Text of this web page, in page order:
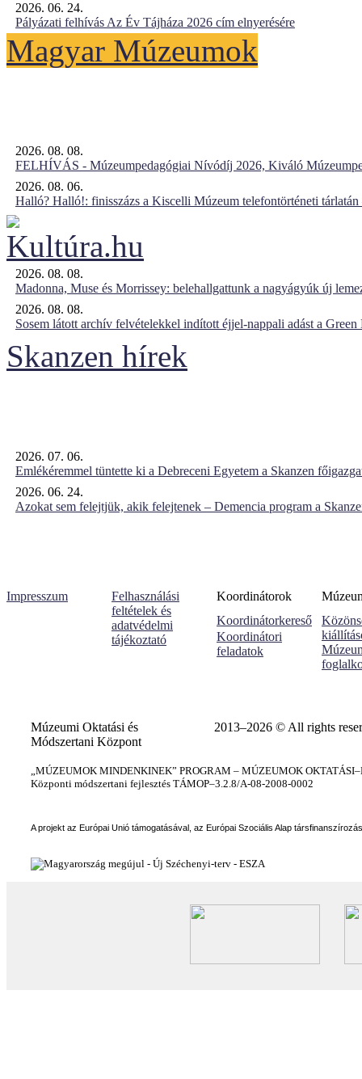
2026. 06. 24.
Pályázati felhívás Az Év Tájháza 2026 cím elnyerésére
Magyar Múzeumok
2026. 08. 08.
FELHÍVÁS - Múzeumpedagógiai Nívódíj 2026, Kiváló
2026. 08. 06.
Halló? Halló!: finisszázs a Kiscelli Múzeum telefontörténeti tárlatán
2026. 08. 08.
Madonna, Muse és Morrissey: belehallgattunk a nagyágyúk új
2026. 08. 08.
Sosem látott archív felvételekkel indított éjjel-nappali adást a Green
Skanzen hírek
2026. 07. 06.
Emlékéremmel tüntette ki a Debreceni Egyetem a Skanzen
2026. 06. 24.
Azokat sem felejtjük, akik felejtenek – Demencia program a
Impresszum
Felhasználási
feltételek és
adatvédelmi
tájékoztató
Koordinátorok
Koordinátorkereső
Koordinátori
feladatok
Múzeumi Oktatási és
Módszertani Központ
2013–2026 © All rights
„MÚZEUMOK MINDENKINEK” PROGRAM – MÚZEUMOK
Központi módszertani fejlesztés TÁMOP–3.2.8/A-08-2008-0002
A projekt az Európai Unió támogatásával, az Európai Szociális Alap